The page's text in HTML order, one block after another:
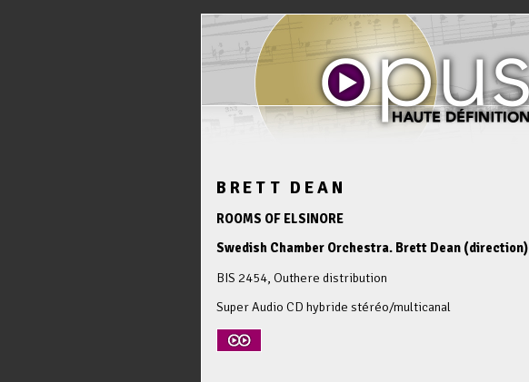
BRETT DEAN
ROOMS OF ELSINORE
Swedish Chamber Orchestra. Brett Dean (direction)
BIS 2454, Outhere distribution
Super Audio CD hybride stéréo/multicanal